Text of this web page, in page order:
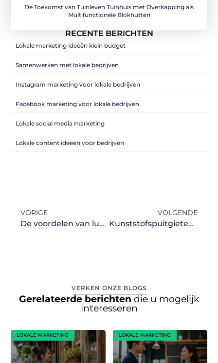
De Toekomst van Tuinleven Tuinhuis met Overkapping als
Multifunctionele Blokhutten
RECENTE BERICHTEN
Lokale marketing ideeën klein budget
Samenwerken met lokale bedrijven
Instagram marketing voor lokale bedrijven
Facebook marketing voor lokale bedrijven
Lokale social media marketing
Lokale content ideeën voor bedrijven
VORIGE
De voordelen van luxe vliegtickets voor jouw volgende reis
VOLGENDE
Kunststofspuitgieten en Matrijs Laten Maken: Efficiëntie in Productieprocessen
VERKEN ONZE BLOGS
Gerelateerde berichten die u mogelijk
interesseren
LOKALE MARKETING LOKALE MARKETING